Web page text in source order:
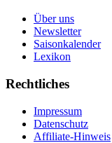
Über uns
Newsletter
Saisonkalender
Lexikon
Rechtliches
Impressum
Datenschutz
Affiliate-Hinweis